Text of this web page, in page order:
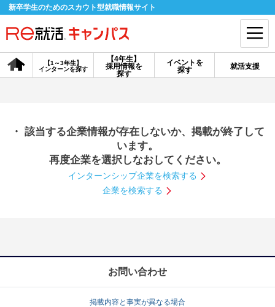
新卒学生のためのスカウト型就職情報サイト
【4年生】
採用情報を
探す
【1～3年生】
インターンを探す
イベントを
探す
就活支援
会員登録 ログイン
探す
【4年生】
説明会を探す
インターンを探す
就活ノウハウ・サポート
就活支援
・ 該当する企業情報が存在しないか、掲載が終了して
います。
再度企業を選択しなおしてください。
インターンシップ企業を検索する
企業を検索する
お問い合わせ
掲載内容と事実が異なる場合